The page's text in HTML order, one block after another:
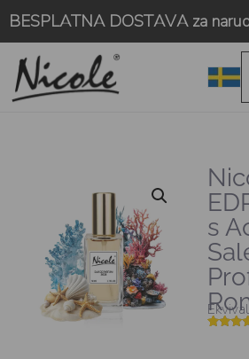
BESPLATNA DOSTAVA za
s